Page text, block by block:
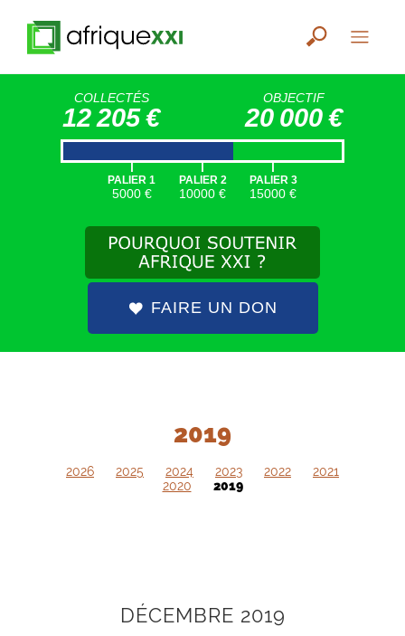
COLLECTÉS
12 205 €
OBJECTIF
20 000 €
|
PALIER 1
5000 €
|
PALIER 2
10000 €
|
PALIER 3
15000 €
FAIRE UN DON
2019
2026 2025 2024 2023 2022
2021
2020
2019
DÉCEMBRE 2019